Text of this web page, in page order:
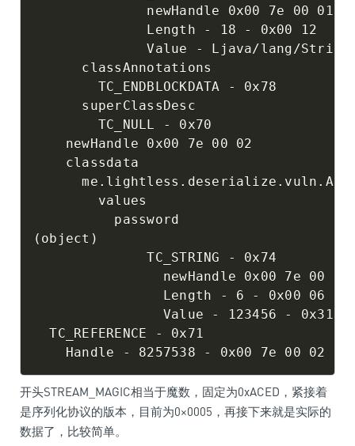
              newHandle 0x00 7e 00 01
              Length - 18 - 0x00 12
Value - Ljava/lang/
      classAnnotations
        TC_ENDBLOCKDATA - 0x78
      superClassDesc
        TC_NULL - 0x70
    newHandle 0x00 7e 00 02
    classdata
        values
          password
(object)
              TC_STRING - 0x74
                newHandle 0x00 7e 00 03
                Length - 6 - 0x00 06
Value - 123456 -
  TC_REFERENCE - 0x71
开头STREAM_MAGIC相当于魔数，固定为0xACED，紧接着
是序列化协议的版本，目前为0×0005，再接下来就是实际的
数据了，比较简单。